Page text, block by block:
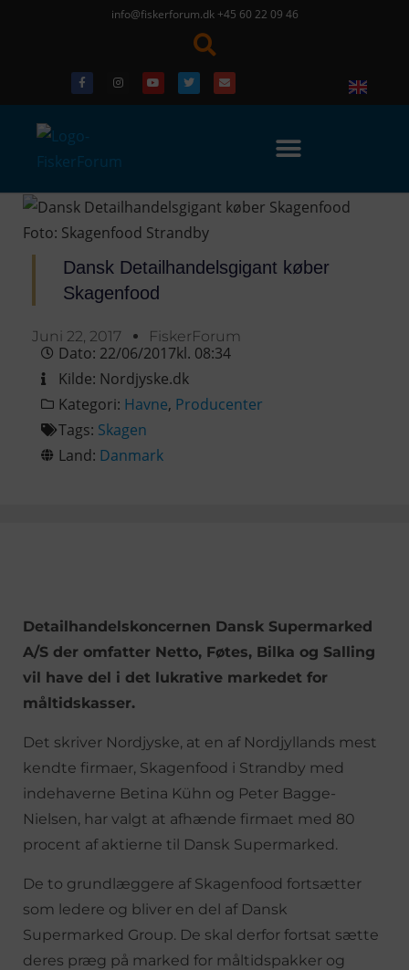
info@fiskerforum.dk +45 60 22 09 46
Dansk Detailhandelsgigant køber
Skagenfood
Juni 22, 2017 FiskerForum
Dato: 22/06/2017kl. 08:34
Kilde: Nordjyske.dk
Kategori: Havne, Producenter
Tags: Skagen
Land: Danmark
Detailhandelskoncernen Dansk Supermarked
A/S der omfatter Netto, Føtes, Bilka og Salling
vil have del i det lukrative markedet for
måltidskasser.
Det skriver Nordjyske, at en af Nordjyllands mest
kendte firmaer, Skagenfood i Strandby med
indehaverne Betina Kühn og Peter Bagge-
Nielsen, har valgt at afhænde firmaet med 80
procent af aktierne til Dansk Supermarked.
De to grundlæggere af Skagenfood fortsætter
som ledere og bliver en del af Dansk
Supermarked Group. De skal derfor fortsat sætte
deres præg på marked for måltidspakker og